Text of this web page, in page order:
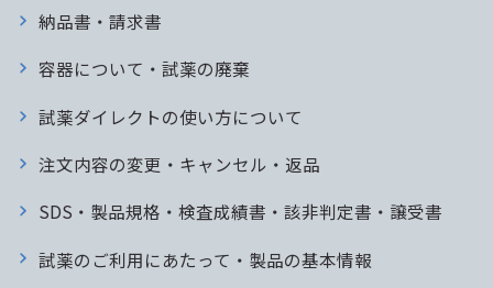
納品書・請求書
容器について・試薬の廃棄
試薬ダイレクトの使い方について
注文内容の変更・キャンセル・返品
SDS・製品規格・検査成績書・該非判定書・譲受書
試薬のご利用にあたって・製品の基本情報